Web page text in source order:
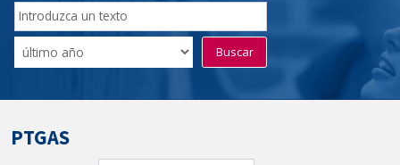
Buscador
del
Tablón
Filtro
de
Buscar
PTGAS